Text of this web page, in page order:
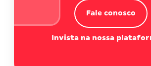
Fale conosco
Invista na nossa